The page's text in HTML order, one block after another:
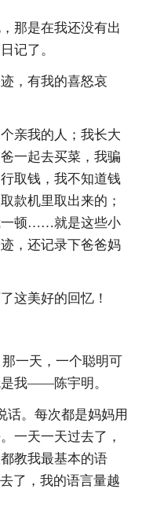
那是在我还没有出
记了。
，有我的喜怒哀
亲我的人；我长大
一起去买菜，我骗
取钱，我不知道钱
款机里取出来的；
一顿……就是这些小
，还记录下爸爸妈
这美好的回忆！
一天，一个聪明可
我——陈宇明。
话。每次都是妈妈用
一天一天过去了，
教我最基本的语
了，我的语言量越